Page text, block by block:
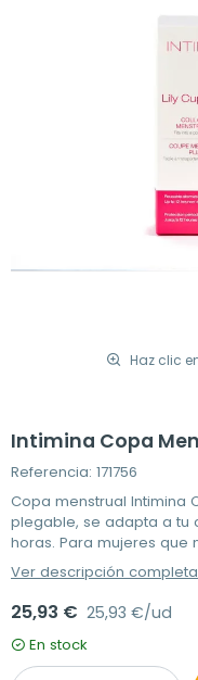
Haz clic
Intimina Copa
Referencia: 171756
Copa menstrual Intimina
plegable, se adapta a tu
horas. Para mujeres que
Ver descripción completa
25,93 € 25,93 €/ud
En stock